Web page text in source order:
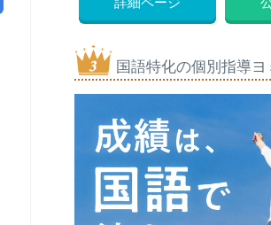
国語特化の個別指導ヨ